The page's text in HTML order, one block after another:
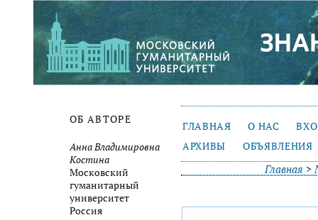
ОБ АВТОРЕ
Анна Владимировна
Костина
Московский
гуманитарный
университет
Россия
ГЛАВНАЯ О НАС
АРХИВЫ
ОБЪЯВЛЕНИЯ
Главная >